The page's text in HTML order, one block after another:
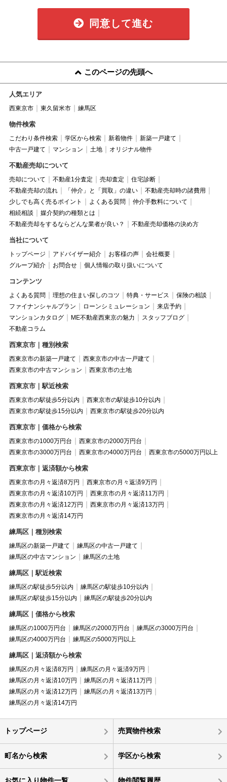
同意して進む
このページの先頭へ
人気エリア
西東京市 東久留米市 練馬区
物件検索
こだわり条件検索 学区から検索 新着物件
新築一戸建て
中古一戸建て
マンション 土地 オリジナル物件
不動産売却について
売却について 不動産1分査定 売却査定
住宅診断
不動産売却の流れ
「仲介」と「買取」の違い
不動産売却時の諸費用
少しでも高く売るポイント
よくある質問
仲介手数料について
相続相談
媒介契約の種類とは
不動産売却をするならどんな業者が良い？
不動産売却価格の決め方
当社について
トップページ アドバイザー紹介 お客様の声
会社概要
グループ紹介
お問合せ 個人情報の取り扱いについて
コンテンツ
よくある質問 理想の住まい探しのコツ 特典・サービス
保険の相談
ファイナンシャルプラン
ローンシミュレーション
来店予約
マンションカタログ
ME不動産西東京の魅力
スタッフブログ
不動産コラム
西東京市｜種別検索
西東京市の新築一戸建て
西東京市の中古一戸建て
西東京市の中古マンション
西東京市の土地
西東京市｜駅近検索
西東京市の駅徒歩5分以内
西東京市の駅徒歩10分以内
西東京市の駅徒歩15分以内
西東京市の駅徒歩20分以内
西東京市｜価格から検索
西東京市の1000万円台
西東京市の2000万円台
西東京市の3000万円台
西東京市の4000万円台 西東京市の5000万円以上
西東京市｜返済額から検索
西東京市の月々返済8万円
西東京市の月々返済9万円
西東京市の月々返済10万円
西東京市の月々返済11万円
西東京市の月々返済12万円
西東京市の月々返済13万円
西東京市の月々返済14万円
練馬区｜種別検索
練馬区の新築一戸建て
練馬区の中古一戸建て
練馬区の中古マンション
練馬区の土地
練馬区｜駅近検索
練馬区の駅徒歩5分以内
練馬区の駅徒歩10分以内
練馬区の駅徒歩15分以内
練馬区の駅徒歩20分以内
練馬区｜価格から検索
練馬区の1000万円台 練馬区の2000万円台
練馬区の3000万円台
練馬区の4000万円台
練馬区の5000万円以上
練馬区｜返済額から検索
練馬区の月々返済8万円
練馬区の月々返済9万円
練馬区の月々返済10万円
練馬区の月々返済11万円
練馬区の月々返済12万円
練馬区の月々返済13万円
練馬区の月々返済14万円
トップページ 売買物件検索
町名から検索 学区から検索